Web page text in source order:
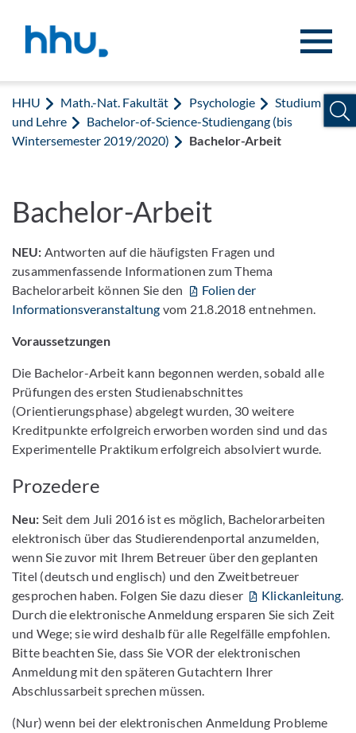
HHU Math.-Nat. Fakultät Psychologie
Studium
und Lehre
Bachelor-of-Science-Studiengang (bis
Wintersemester 2019/2020)
Bachelor-Arbeit
Bachelor-Arbeit
NEU: Antworten auf die häufigsten Fragen und
zusammenfassende Informationen zum Thema
Bachelorarbeit können Sie den
Folien der
Informationsveranstaltung vom 21.8.2018 entnehmen.
Voraussetzungen
Die Bachelor-Arbeit kann begonnen werden, sobald alle
Prüfungen des ersten Studienabschnittes
(Orientierungsphase) abgelegt wurden, 30 weitere
Kreditpunkte erfolgreich erworben worden sind und das
Experimentelle Praktikum erfolgreich absolviert wurde.
Prozedere
Neu: Seit dem Juli 2016 ist es möglich, Bachelorarbeiten
elektronisch über das Studierendenportal anzumelden,
wenn Sie zuvor mit Ihrem Betreuer über den geplanten
Titel (deutsch und englisch) und den Zweitbetreuer
gesprochen haben. Folgen Sie dazu dieser
Klickanleitung.
Durch die elektronische Anmeldung ersparen Sie sich Zeit
und Wege; sie wird deshalb für alle Regelfälle empfohlen.
Bitte beachten Sie, dass Sie VOR der elektronischen
Anmeldung mit den späteren Gutachtern Ihrer
Abschlussarbeit sprechen müssen.
(Nur) wenn bei der elektronischen Anmeldung Probleme